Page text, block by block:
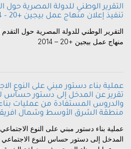
التقرير الوطني للدولة المصرية حول
تنفيذ إعلان منهاج عمل بيجين +20 – 2014
التقرير الوطني للدولة المصرية حول
منهاج عمل بيجين +20 – 2014
عملية بناء دستور مبني على النوع
تقرير عن المدخل إلى دستور حساس
والدروس المستفادة من عمليات
منطقة الشرق الأوسط وشمال
عملية بناء دستور مبني على النوع
المدخل إلى دستور حساس للنوع الاجتماعي